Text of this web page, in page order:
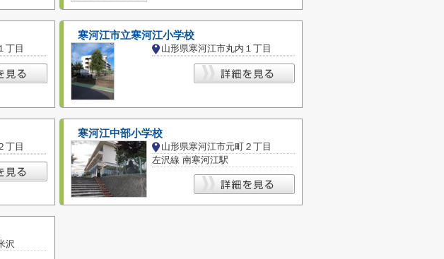
丁目
寒河江市立寒河江小学校
山形県寒河江市丸内１丁目
丁目
寒河江中部小学校
山形県寒河江市元町２丁目
左沢線 南寒河江駅
沢